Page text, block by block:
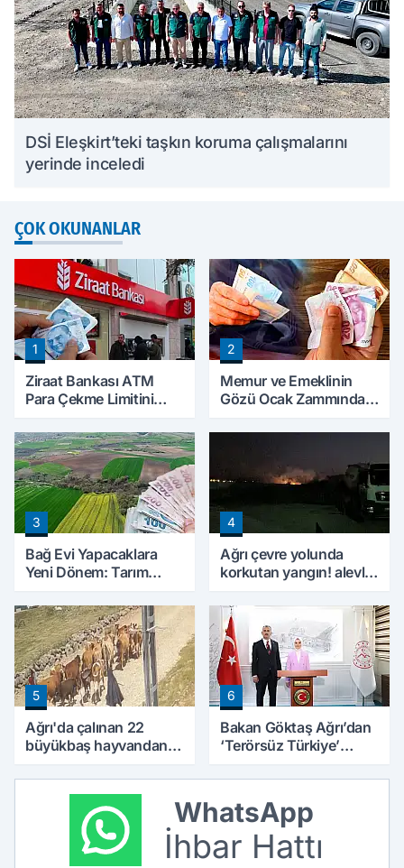
DSİ Eleşkirt’teki taşkın koruma çalışmalarını
yerinde inceledi
ÇOK OKUNANLAR
1
Ziraat Bankası ATM
Para Çekme Limitini
Limit 30 Bin TL Oldu
2
Memur ve Emeklinin
Gözü Ocak Zammında:
Olmaya Başladı
3
Bağ Evi Yapacaklara
Yeni Dönem: Tarım
Şartları Değişti
4
Ağrı çevre yolunda
korkutan yangın! alevler
5
Ağrı'da çalınan 22
büyükbaş hayvandan
bulundu
6
Bakan Göktaş Ağrı’dan
‘Terörsüz Türkiye’
WhatsApp
İhbar Hattı